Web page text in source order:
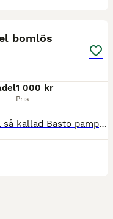
bomlös
1 000 kr
Pris
Traditionell argentinsk gauchosadel så kallad Basto pampa. Flexibel storlek, då den är bomlös. Komplett med skinn, underlägg, gjord mm, även stigbyglar, dock dåligt läder i stigläder. En del ytliga fl